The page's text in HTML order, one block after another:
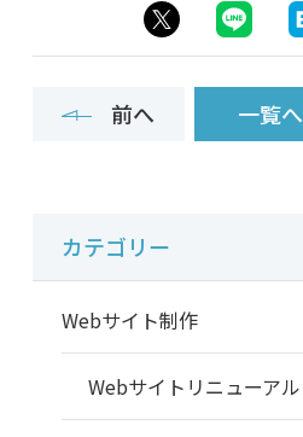
前へ 一覧へ
カテゴリー
Webサイト制作
Webサイトリニューアル